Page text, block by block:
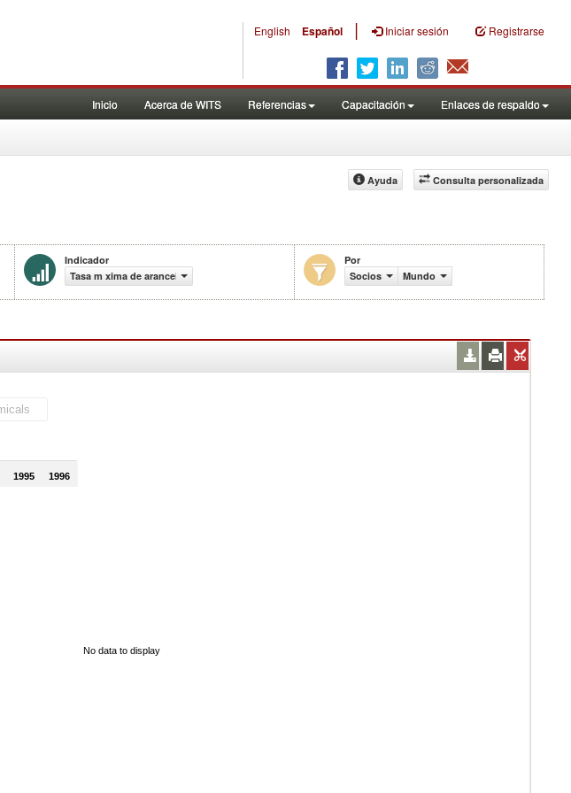
English Español | Iniciar sesión Registrarse
Inicio Acerca de WITS Referencias Capacitación Enlaces de respaldo
Consulta personalizada
Ayuda
Indicador
Tasa m xima de aranceles efectivamente aplicados (%)
Por
Socios
Mundo
1995 1996
No data to display